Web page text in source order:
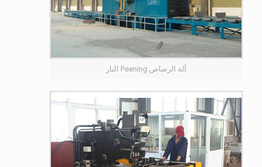
آلة الرصاص Peening النار